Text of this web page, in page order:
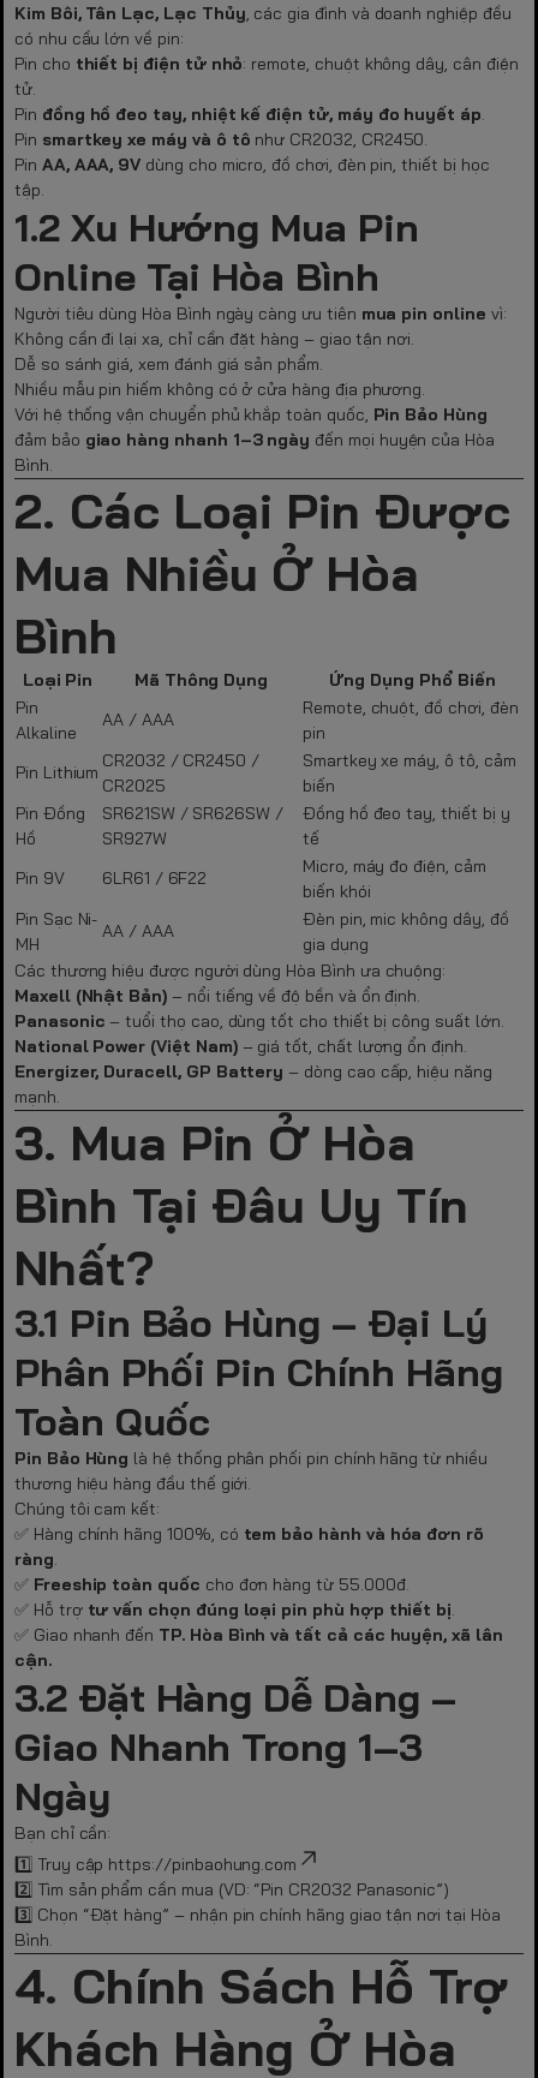
Kim Bôi, Tân Lạc, Lạc Thủy, các gia đình và doanh nghiệp đều
có nhu cầu lớn về pin:
Pin cho thiết bị điện tử nhỏ: remote, chuột không dây, cân điện
tử.
Pin đồng hồ đeo tay, nhiệt kế điện tử, máy đo huyết áp.
Pin smartkey xe máy và ô tô như CR2032, CR2450.
Pin AA, AAA, 9V dùng cho micro, đồ chơi, đèn pin, thiết bị học
tập.
1.2 Xu Hướng Mua Pin
Online Tại Hòa Bình
Người tiêu dùng Hòa Bình ngày càng ưu tiên mua pin online vì:
Không cần đi lại xa, chỉ cần đặt hàng – giao tận nơi.
Dễ so sánh giá, xem đánh giá sản phẩm.
Nhiều mẫu pin hiếm không có ở cửa hàng địa phương.
Với hệ thống vận chuyển phủ khắp toàn quốc, Pin Bảo Hùng
đảm bảo giao hàng nhanh 1–3 ngày đến mọi huyện của Hòa
Bình.
2. Các Loại Pin Được
Mua Nhiều Ở Hòa
Bình
Loại Pin Mã Thông Dụng
Ứng Dụng Phổ Biến
Pin
Alkaline
AA / AAA
Remote, chuột, đồ chơi, đèn
pin
Pin Lithium
CR2032 / CR2450 /
CR2025
Smartkey xe máy, ô tô, cảm
biến
Pin Đồng
Hồ
SR621SW / SR626SW /
SR927W
Đồng hồ đeo tay, thiết bị y
tế
Pin 9V
6LR61 / 6F22
Micro, máy đo điện, cảm
biến khói
Pin Sạc Ni-
MH
AA / AAA
Đèn pin, mic không dây, đồ
gia dụng
Các thương hiệu được người dùng Hòa Bình ưa chuộng:
Maxell (Nhật Bản) – nổi tiếng về độ bền và ổn định.
Panasonic – tuổi thọ cao, dùng tốt cho thiết bị công suất lớn.
National Power (Việt Nam)– giá tốt, chất lượng ổn định.
Energizer, Duracell, GP Battery – dòng cao cấp, hiệu năng
mạnh.
3. Mua Pin Ở Hòa
Bình Tại Đâu Uy Tín
Nhất?
3.1 Pin Bảo Hùng – Đại Lý
Phân Phối Pin Chính Hãng
Toàn Quốc
Pin Bảo Hùng là hệ thống phân phối pin chính hãng từ nhiều
thương hiệu hàng đầu thế giới.
Chúng tôi cam kết:
✅ Hàng chính hãng 100%, có tem bảo hành và hóa đơn rõ
ràng.
✅ Freeship toàn quốc cho đơn hàng từ 55.000đ.
✅ Hỗ trợ tư vấn chọn đúng loại pin phù hợp thiết bị.
✅ Giao nhanh đến TP. Hòa Bình và tất cả các huyện, xã lân
cận.
3.2 Đặt Hàng Dễ Dàng –
Giao Nhanh Trong 1–3
Ngày
Bạn chỉ cần:
1️⃣ Truy cập https://pinbaohung.com
2️⃣ Tìm sản phẩm cần mua (VD: “Pin CR2032 Panasonic”)
3️⃣ Chọn “Đặt hàng” – nhận pin chính hãng giao tận nơi tại Hòa
Bình.
4. Chính Sách Hỗ Trợ
Khách Hàng Ở Hòa